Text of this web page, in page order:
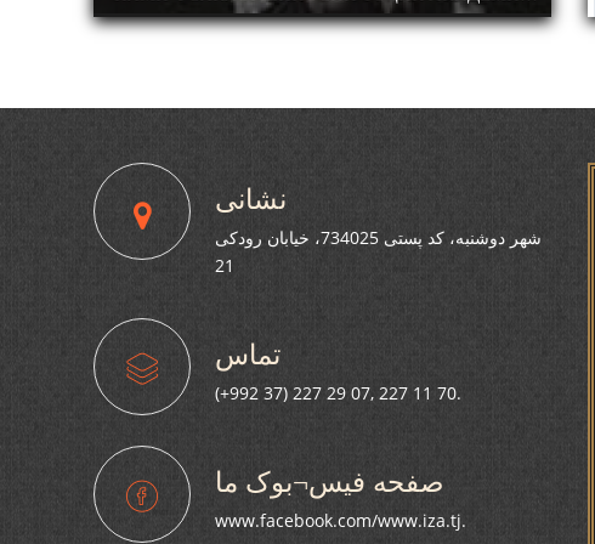
РАҶАБ АМОНОВ САД СОЛ ПУР ШУД.
نشانی
شهر دوشنبه، کد پستی 734025، خیابان رودکی
21
تماس
(+992 37) 227 29 07, 227 11 70.
صفحه فیس¬بوک ما
www.facebook.com/www.iza.tj.